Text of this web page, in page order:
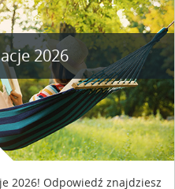
2026
2026! Odpowiedź znajdziesz